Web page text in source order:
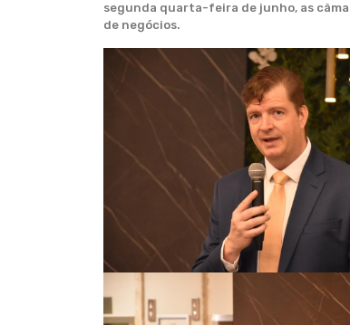
segunda quarta-feira de junho, as
de negócios.